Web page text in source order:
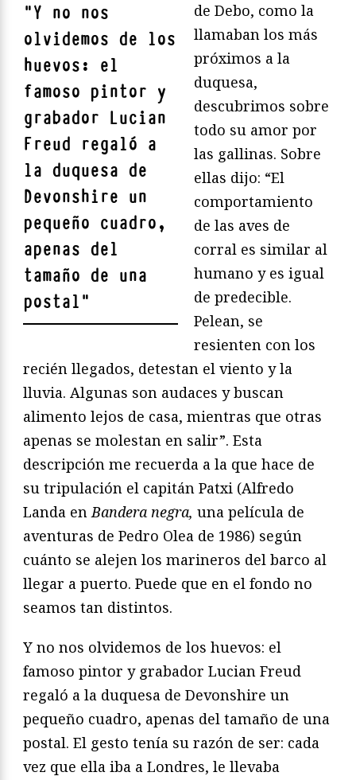
"Y no nos
olvidemos de los
huevos: el
famoso pintor y
grabador Lucian
Freud regaló a
la duquesa de
Devonshire un
pequeño cuadro,
apenas del
tamaño de una
postal"
de Debo, como la
llamaban los más
próximos a la
duquesa,
descubrimos sobre
todo su amor por
las gallinas. Sobre
ellas dijo: “El
comportamiento
de las aves de
corral es similar al
humano y es igual
de predecible.
Pelean, se
resienten con los
recién llegados, detestan el viento y la
lluvia. Algunas son audaces y buscan
alimento lejos de casa, mientras que otras
apenas se molestan en salir”. Esta
descripción me recuerda a la que hace de
su tripulación el capitán Patxi (Alfredo
Landa enBandera negra, una película de
aventuras de Pedro Olea de 1986) según
cuánto se alejen los marineros del barco al
llegar a puerto. Puede que en el fondo no
seamos tan distintos.
Y no nos olvidemos de los huevos: el
famoso pintor y grabador Lucian Freud
regaló a la duquesa de Devonshire un
pequeño cuadro, apenas del tamaño de una
postal. El gesto tenía su razón de ser: cada
vez que ella iba a Londres, le llevaba